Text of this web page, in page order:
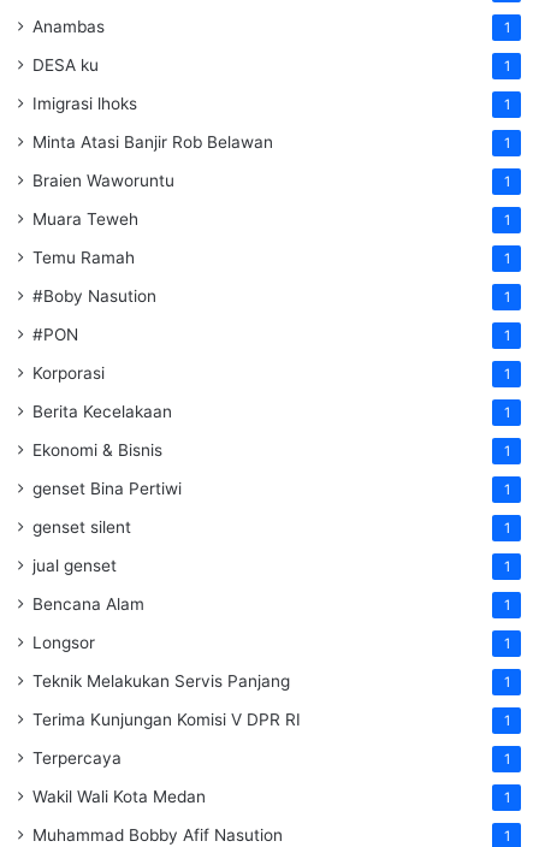
Anambas 1
DESA ku 1
Imigrasi lhoks 1
Minta Atasi Banjir Rob Belawan 1
Braien Waworuntu 1
Muara Teweh 1
Temu Ramah 1
#Boby Nasution 1
#PON 1
Korporasi 1
Berita Kecelakaan 1
Ekonomi & Bisnis 1
genset Bina Pertiwi 1
genset silent 1
jual genset 1
Bencana Alam 1
Longsor 1
Teknik Melakukan Servis Panjang 1
Terima Kunjungan Komisi V DPR RI 1
Terpercaya 1
Wakil Wali Kota Medan 1
Muhammad Bobby Afif Nasution 1